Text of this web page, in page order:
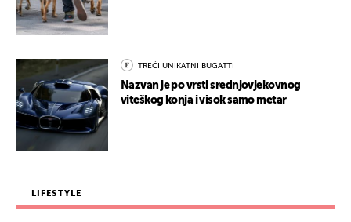
TREĆI UNIKATNI BUGATTI
Nazvan je po vrsti srednjovjekovnog
viteškog konja i visok samo metar
LIFESTYLE